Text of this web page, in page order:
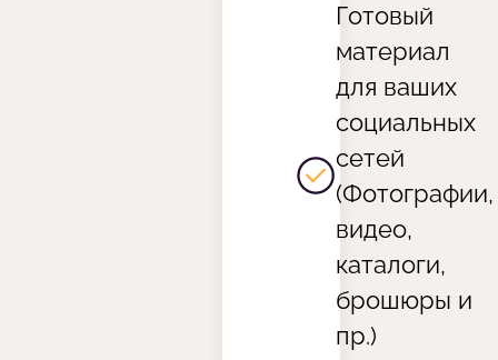
Готовый
материал
для ваших
социальных
сетей
(Фотографии,
видео,
каталоги,
брошюры и
пр.)